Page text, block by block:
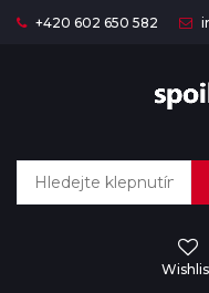
+420 602 650 582